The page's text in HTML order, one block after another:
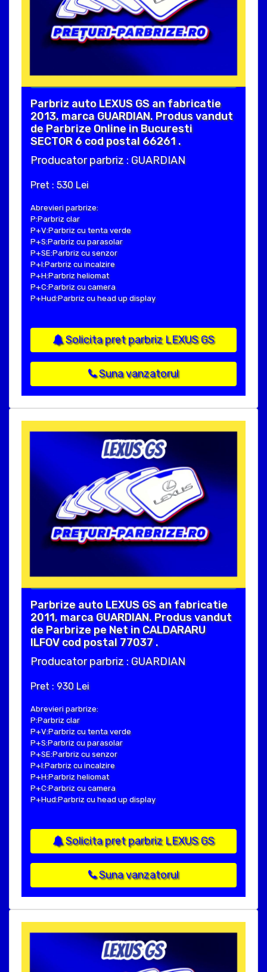
Parbriz auto LEXUS GS an fabricatie
2013, marca GUARDIAN. Produs vandut
de Parbrize Online in Bucuresti
SECTOR 6 cod postal 66261 .
Producator parbriz : GUARDIAN
Pret : 530 Lei
Abrevieri parbrize:
P:Parbriz clar
P+V:Parbriz cu tenta verde
P+S:Parbriz cu parasolar
P+SE:Parbriz cu senzor
P+I:Parbriz cu incalzire
P+H:Parbriz heliomat
P+C:Parbriz cu camera
P+Hud:Parbriz cu head up display
Solicita pret parbriz LEXUS GS
Suna vanzatorul
Parbrize auto LEXUS GS an fabricatie
2011, marca GUARDIAN. Produs vandut
de Parbrize pe Net in CALDARARU
ILFOV cod postal 77037 .
Producator parbriz : GUARDIAN
Pret : 930 Lei
Abrevieri parbrize:
P:Parbriz clar
P+V:Parbriz cu tenta verde
P+S:Parbriz cu parasolar
P+SE:Parbriz cu senzor
P+I:Parbriz cu incalzire
P+H:Parbriz heliomat
P+C:Parbriz cu camera
P+Hud:Parbriz cu head up display
Solicita pret parbriz LEXUS GS
Suna vanzatorul